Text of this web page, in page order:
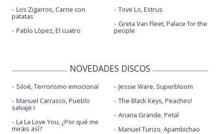
Los Zigarros, Carne con
patatas
Pablo López, El cuatro
Tove Lo, Estrus
Greta Van Fleet, Palace for the
people
NOVEDADES DISCOS
Siloé, Terrorismo emocional
Manuel Carrasco, Pueblo
salvaje I
La La Love You, ¿Por qué me
miráis así?
Jessie Ware, Superbloom
The Black Keys, Peaches!
Ariana Grande, Petal
Manuel Turizo, Apambichao